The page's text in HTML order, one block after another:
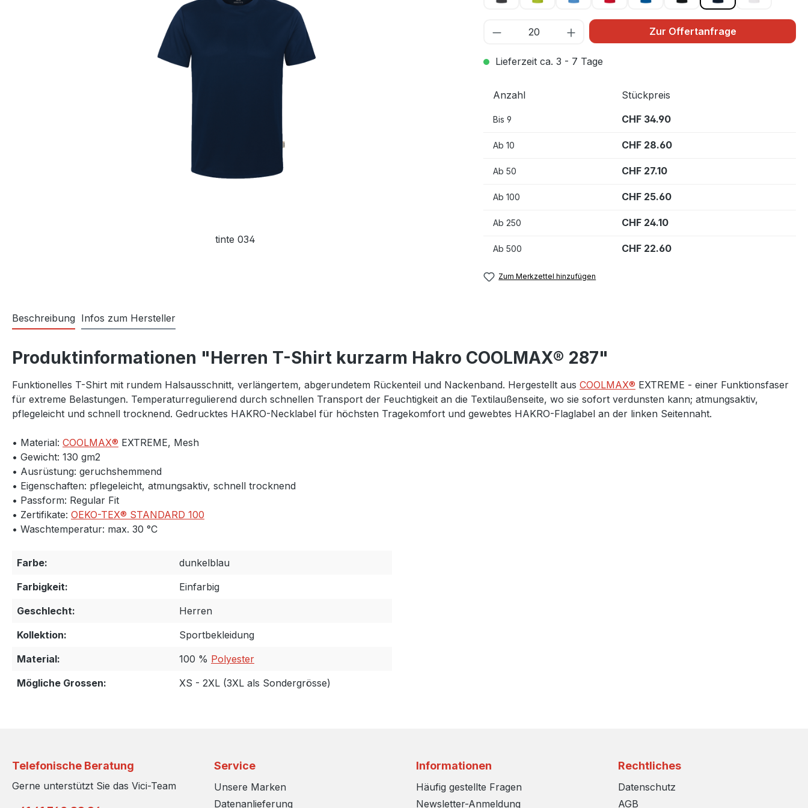
tinte 034
Zur Offertanfrage
Lieferzeit ca. 3 - 7 Tage
Anzahl Stückpreis
Bis 9 CHF 34.90
Ab 10 CHF 28.60
Ab 50 CHF 27.10
Ab 100 CHF 25.60
Ab 250 CHF 24.10
Ab 500 CHF 22.60
Zum Merkzettel hinzufügen
Beschreibung Infos zum Hersteller
Produktinformationen "Herren T-Shirt kurzarm Hakro COOLMAX® 287"
Funktionelles T-Shirt mit rundem Halsausschnitt, verlängertem, abgerundetem Rückenteil und Nackenband. Hergestellt aus COOLMAX® EXTREME - einer Funktionsfaser
für extreme Belastungen. Temperaturregulierend durch schnellen Transport der Feuchtigkeit an die Textilaußenseite, wo sie sofort verdunsten kann; atmungsaktiv,
pflegeleicht und schnell trocknend. Gedrucktes HAKRO-Necklabel für höchsten Tragekomfort und gewebtes HAKRO-Flaglabel an der linken Seitennaht.
• Material: COOLMAX® EXTREME, Mesh
• Gewicht: 130 gm2
• Ausrüstung: geruchshemmend
• Eigenschaften: pflegeleicht, atmungsaktiv, schnell trocknend
• Passform: Regular Fit
• Zertifikate: OEKO-TEX® STANDARD 100
• Waschtemperatur: max. 30 °C
Farbe:
dunkelblau
Farbigkeit:
Einfarbig
Geschlecht:
Herren
Kollektion:
Sportbekleidung
Material:
100 % Polyester
Mögliche Grossen:
XS - 2XL (3XL als Sondergrösse)
Telefonische Beratung
Gerne unterstützt Sie das Vici-Team
Service
Unsere Marken
Datenanlieferung
Informationen
Häufig gestellte Fragen
Newsletter-Anmeldung
Rechtliches
Datenschutz
AGB